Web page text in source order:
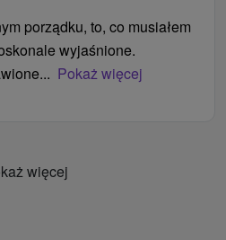
porządku, to, co musiałem
wyjaśnione.
Pokaż więcej
więcej